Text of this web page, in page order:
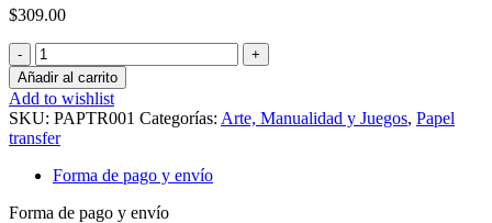
$309.00
PAPEL
TRANSFER
PARA
TELA
FORMATO
A4
X
HOJAS
Añadir al carrito
Add to wishlist
SKU: PAPTR001 Categorías: Arte, Manualidad y Juegos, Papel
transfer
Forma de pago y envío
Forma de pago y envío